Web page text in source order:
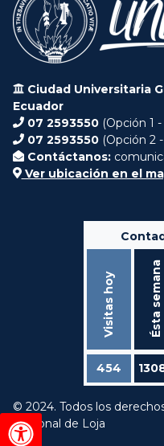
Ciudad Universitaria
Ecuador
07 2593550 (Opción 1
07 2593550 (Opción 2
Contáctanos:
Ver ubicación en el
Visitas hoy Ésta semana
454
© 2024. Todos los
Nacional de Loja